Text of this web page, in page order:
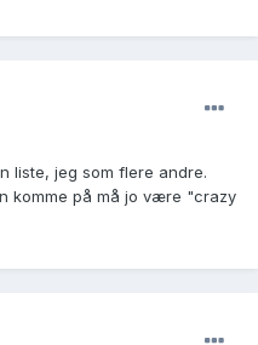
liste, jeg som flere andre.
komme på må jo være "crazy